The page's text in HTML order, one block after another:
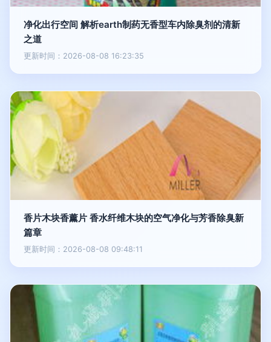
净化出行空间 解析earth制药无香型车内除臭剂的清新
之道
更新时间：2026-08-08 16:23:35
香片木块香薰片 香水纤维木块的空气净化与芳香除臭新
篇章
更新时间：2026-08-08 09:48:11